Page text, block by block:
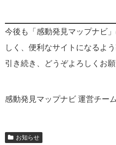
今後も「感動発見マップナビ
しく、便利なサイトになるよ
引き続き、どうぞよろしくお願
感動発見マップナビ 運営チーム
お知らせ